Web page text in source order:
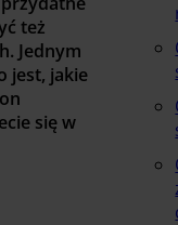
też
Jednym
jest, jakie
się w